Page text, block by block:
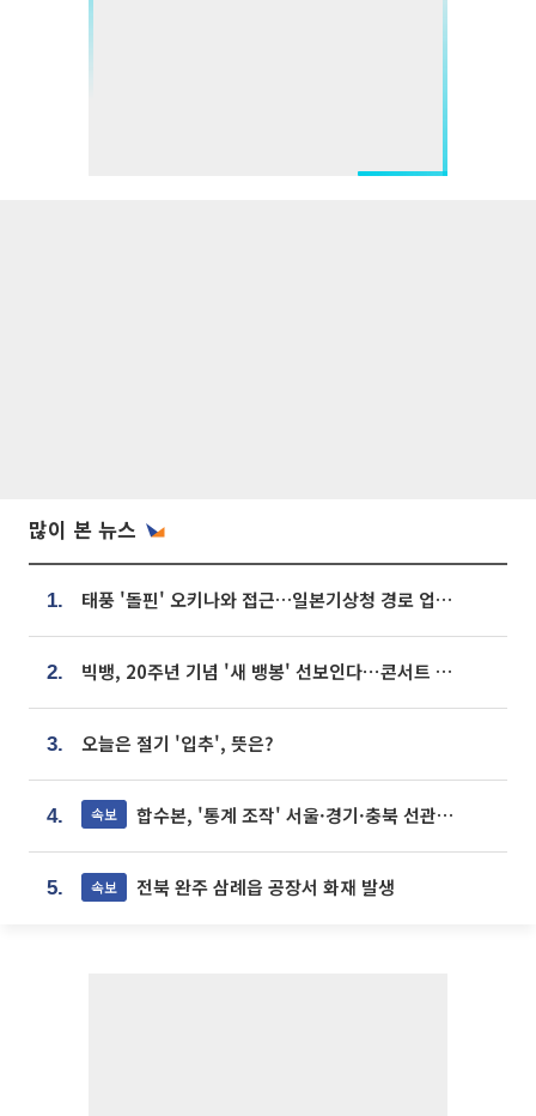
많이 본 뉴스
1. 태풍 '돌핀' 오키나와 접근…일본기상청 경로 업데이트
2. 빅뱅, 20주년 기념 '새 뱅봉' 선보인다⋯콘서트 앞두고 팝업 개최
3. 오늘은 절기 '입추', 뜻은?
4. 속보 합수본, '통계 조작' 서울·경기·충북 선관위 등 추가 압수수색
5. 속보 전북 완주 삼례읍 공장서 화재 발생